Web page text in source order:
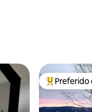
Entre os
Preferido